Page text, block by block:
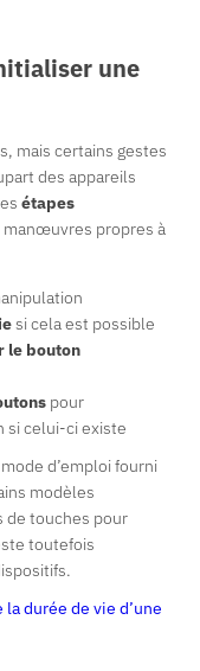
une
mais certains gestes
des appareils
étapes
manœuvres propres à
si cela est possible
le bouton
pour
si celui-ci existe
d’emploi fourni
modèles
de touches pour
toutefois
durée de vie d’une